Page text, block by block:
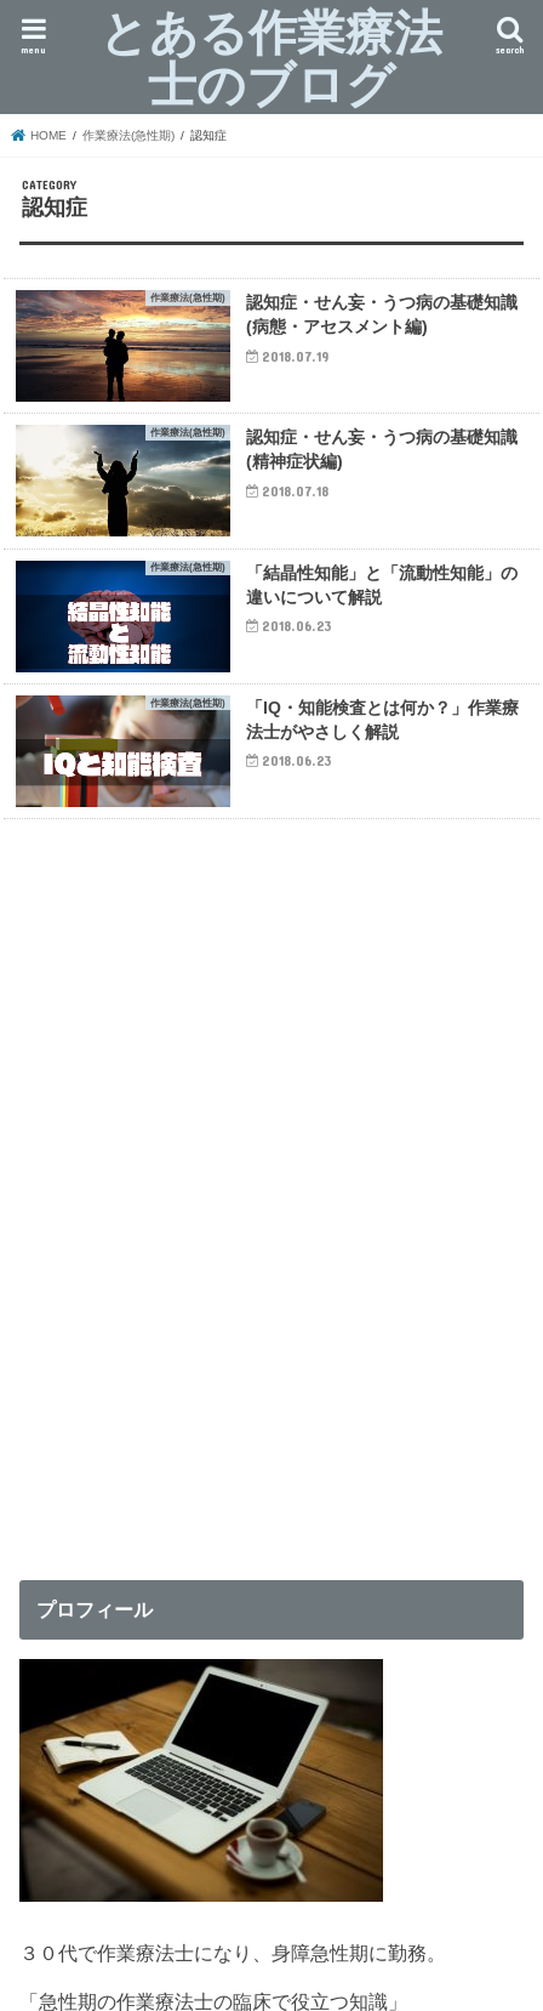
とある作業療法
士のブログ
search
menu
HOME 作業療法(急性期) 認知症
認知症
作業療法(急性期)
認知症・せん妄・うつ病の基礎知識
(病態・アセスメント編)
2018.07.19
作業療法(急性期)
認知症・せん妄・うつ病の基礎知識
(精神症状編)
2018.07.18
作業療法(急性期)
「結晶性知能」と「流動性知能」の
違いについて解説
2018.06.23
作業療法(急性期)
「IQ・知能検査とは何か？」作業療
法士がやさしく解説
2018.06.23
プロフィール
３０代で作業療法士になり、身障急性期に勤務。
「急性期の作業療法士の臨床で役立つ知識」